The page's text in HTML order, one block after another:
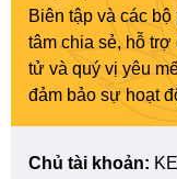
Biên tập và các
tâm chia sẻ, hỗ
tử và quý vị yêu
đảm bảo sự hoạt
Chủ tài khoản: